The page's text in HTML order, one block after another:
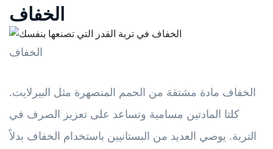
الخفاف
الخفاف
الخفاف مادة مشتقة من الحمم المنصهرة مثل البيرلايت.
كلتا المادتين مسامية وتساعد على تعزيز الصرف في
التربة. يوصي العديد من البستانيين باستخدام الخفاف بدلاً